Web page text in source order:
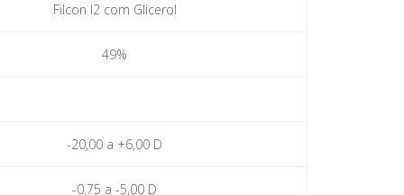
Filcon I2 com Glicerol
49%
-20,00 a +6,00 D
-0,75 a -5,00 D